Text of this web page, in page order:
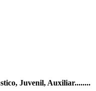
Juvenil, Auxiliar........